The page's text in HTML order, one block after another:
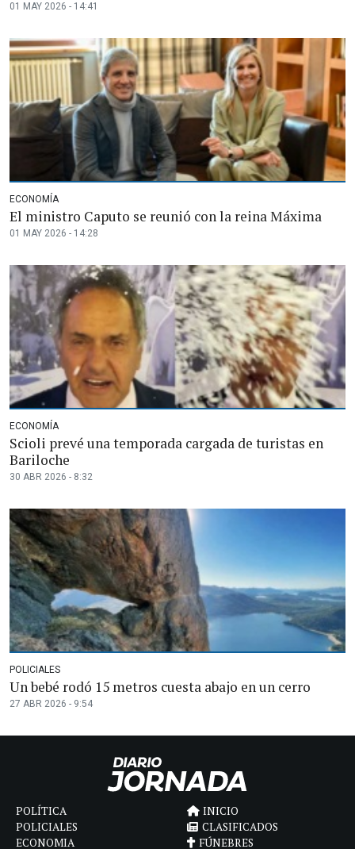
01 MAY 2026 - 14:41
ECONOMÍA
El ministro Caputo se reunió con la reina Máxima
01 MAY 2026 - 14:28
ECONOMÍA
Scioli prevé una temporada cargada de turistas en
Bariloche
30 ABR 2026 - 8:32
POLICIALES
Un bebé rodó 15 metros cuesta abajo en un cerro
27 ABR 2026 - 9:54
POLÍTICA
POLICIALES
ECONOMIA
INICIO
CLASIFICADOS
FÚNEBRES